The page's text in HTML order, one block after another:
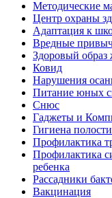
Методические
Центр охраны
Адаптация к
Вредные
Здоровый образ
Ковид
Нарушения
Питание юных
Снюс
Гаджеты и
Гигиена
Профилактика
Профилактика
ребенка
Рассадники
Вакцинация